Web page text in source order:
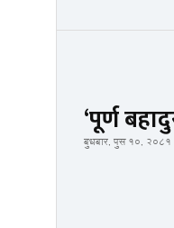
‘पूर्ण
बुधबार, पुस १०, २०८१